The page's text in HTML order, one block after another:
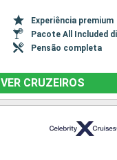
Experiência premium
Pacote All Included
Pensão completa
VER CRUZEIROS